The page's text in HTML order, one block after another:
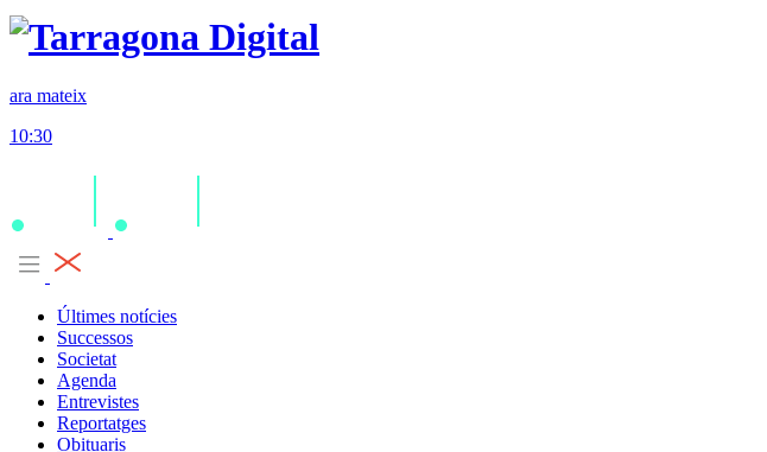
ara mateix
10:30
Últimes notícies
Successos
Societat
Agenda
Entrevistes
Reportatges
Obituaris